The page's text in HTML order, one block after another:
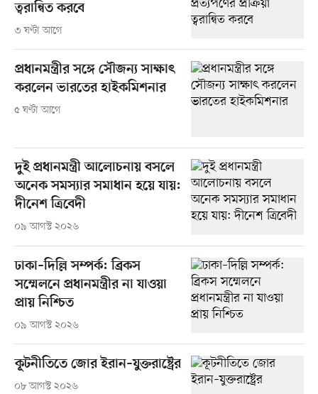
ত্বরান্বিত করবে
৩ ঘণ্টা আগে
প্রধানমন্ত্রীর সঙ্গে সৌজন্য সাক্ষাৎ
করলেন ভারতের হাইকমিশনার
৫ ঘণ্টা আগে
দুই প্রধানমন্ত্রী আলোচনায় বসলে
অনেক সমস্যার সমাধান হয়ে যায়:
দীনেশ ত্রিবেদী
০৯ আগস্ট ২০২৬
ঢাকা–দিল্লি সম্পর্ক: ব্রিকস
সম্মেলনে প্রধানমন্ত্রীর না যাওয়া
প্রায় নিশ্চিত
০৯ আগস্ট ২০২৬
কূটনীতিতে জোর ইরান–যুক্তরাষ্ট্রের
০৮ আগস্ট ২০২৬